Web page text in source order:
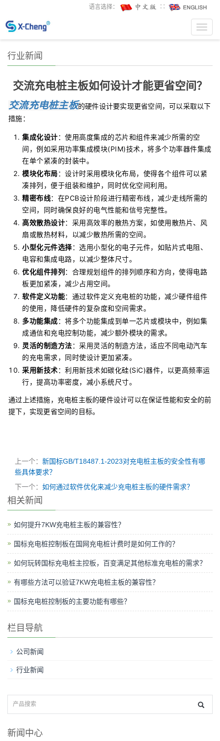
语言选择： ∷
行业新闻
交流充电桩主板如何设计才能更省空间？
交流充电桩主板的硬件设计要实现更省空间，可以采取以下
措施：
集成化设计：使用高度集成的芯片和组件来减少所需的空
间，例如采用功率集成模块(PIM)技术，将多个功率器件集成
在单个紧凑的封装中。
模块化布局：设计时采用模块化布局，使得各个组件可以紧
凑排列，便于组装和维护，同时优化空间利用。
精密布线：在PCB设计阶段进行精密布线，减少走线所需的
空间，同时确保良好的电气性能和信号完整性。
高效散热设计：采用高效率的散热方案，如使用散热片、风
扇或散热材料，以减少散热所需的空间。
小型化元件选择：选用小型化的电子元件，如贴片式电阻、
电容和集成电路，以减少整体尺寸。
优化组件排列 ：合理规划组件的排列顺序和方向，使得电路
板更加紧凑，减少占用空间。
软件定义功能：通过软件定义充电桩的功能，减少硬件组件
的使用，降低硬件的复杂度和空间需求。
多功能集成：将多个功能集成到单一芯片或模块中，例如集
成通信和充电控制功能，减少额外模块的需求。
灵活的制造方法：采用灵活的制造方法，适应不同电动汽车
的充电需求，同时使设计更加紧凑。
采用新技术：利用新技术如碳化硅(SiC)器件，以更高频率运
行，提高功率密度，减小系统尺寸。
通过上述措施，充电桩主板的硬件设计可以在保证性能和安全的前
提下，实现更省空间的目标。
上一个： 新国标GB/T18487.1-2023对充电桩主板的安全性有哪
些具体要求？
下一个： 如何通过软件优化来减少充电桩主板的硬件需求？
相关新闻
如何提升7KW充电桩主板的兼容性？
国标充电桩控制板在国网充电桩计费时是如何工作的？
如何玩转国标充电桩主控板，百变满足其他标准充电桩的需求？
有哪些方法可以验证7KW充电桩主板的兼容性？
国标充电桩控制板的主要功能有哪些？
栏目导航
公司新闻
行业新闻
新闻中心